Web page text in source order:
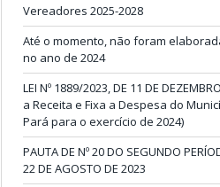
Vereadores 2025-2028
Até o momento, não foram
no ano de 2024
LEI Nº 1889/2023, DE 11 DE
a Receita e Fixa a Despesa do
Pará para o exercício de 2024)
PAUTA DE Nº 20 DO SEGUNDO
22 DE AGOSTO DE 2023